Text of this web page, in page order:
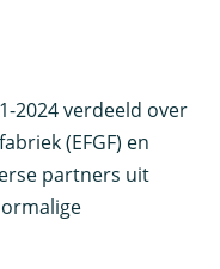
2024 verdeeld over
(EFGF) en
partners uit